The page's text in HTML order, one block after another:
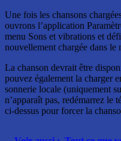
Une fois les chansons
ouvrons l’application
menu Sons et vibrations et
nouvellement chargée dans le
La chanson devrait être
pouvez également la charger
sonnerie locale (uniquement
n’apparaît pas, redémarrez le
ci-dessus pour forcer la